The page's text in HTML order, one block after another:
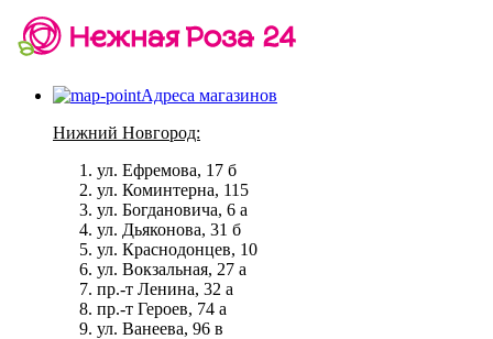
Адреса магазинов
Нижний Новгород:
ул. Ефремова, 17 б
ул. Коминтерна, 115
ул. Богдановича, 6 а
ул. Дьяконова, 31 б
ул. Краснодонцев, 10
ул. Вокзальная, 27 а
пр.-т Ленина, 32 а
пр.-т Героев, 74 а
ул. Ванеева, 96 в